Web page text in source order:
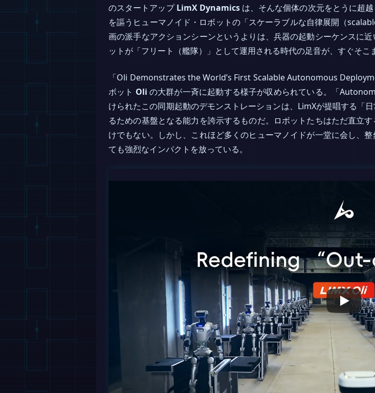
のスタートアップLimX Dynamicsは、そんな個体の次元をとうに超
を謳うヒューマノイド・ロボットの「スケーラブルな自律展開（
画の派手なアクションシーンというよりは、兵器の起動シーケンスに
ットが「フリート（艦隊）」として運用される時代の足音が、すぐそこ
「Oli Demonstrates the World’s First Scalable Autonomous
ボット Oli の大群が一斉に起動する様子が収められている。「
けられたこの同期起動のデモンストレーションは、LimXが提唱する「
るための基盤となる能力を誇示するものだ。ロボットたちはただ直立
けでもない。しかし、これほど多くのヒューマノイドが一堂に会し、
ても強烈なインパクトを放っている。